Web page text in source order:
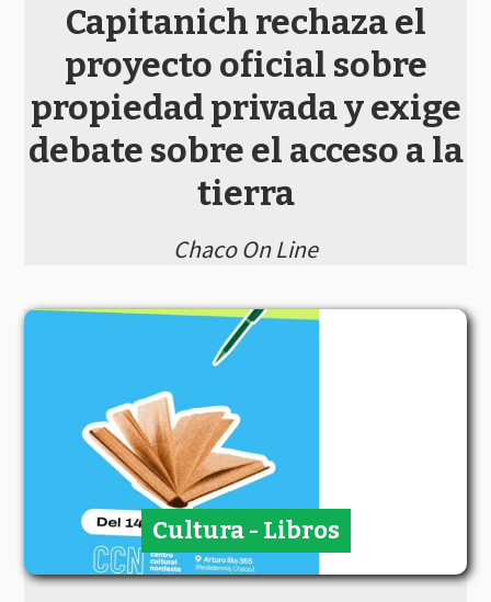
Capitanich rechaza el
proyecto oficial sobre
propiedad privada y exige
debate sobre el acceso a la
tierra
Chaco On Line
Cultura - Libros